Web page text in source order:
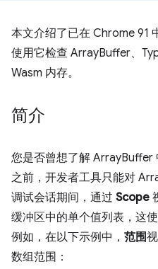
本文介绍了已在 Chrome 91
使用它检查 ArrayBuffer、
Wasm 内存。
简介
您是否曾想了解 ArrayBuffer
之前，开发者工具只能对
调试会话期间，通过 Scope
缓冲区中的单个值列表，这
例如，在以下示例中， 范围
数组范围：